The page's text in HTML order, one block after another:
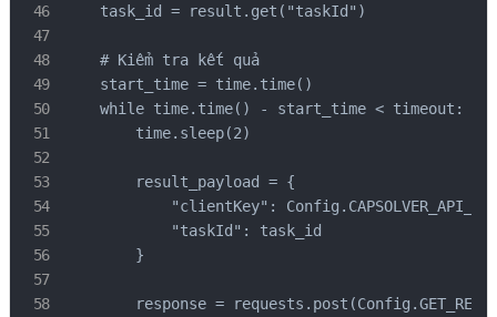
    task_id = result.get("taskId")
    # Kiểm tra kết quả
    start_time = time.time()
    while time.time() - start_time < timeout:
        time.sleep(2)
        result_payload = {
"clientKey":
            "taskId": task_id
        }
response =